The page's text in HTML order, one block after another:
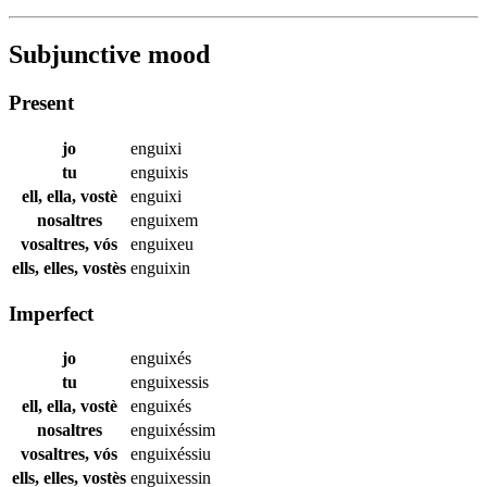
Subjunctive mood
Present
jo
enguixi
tu
enguixis
ell, ella, vostè
enguixi
nosaltres
enguixem
vosaltres, vós
enguixeu
ells, elles, vostès enguixin
Imperfect
jo
enguixés
tu
enguixessis
ell, ella, vostè
enguixés
nosaltres
enguixéssim
vosaltres, vós
enguixéssiu
ells, elles, vostès enguixessin